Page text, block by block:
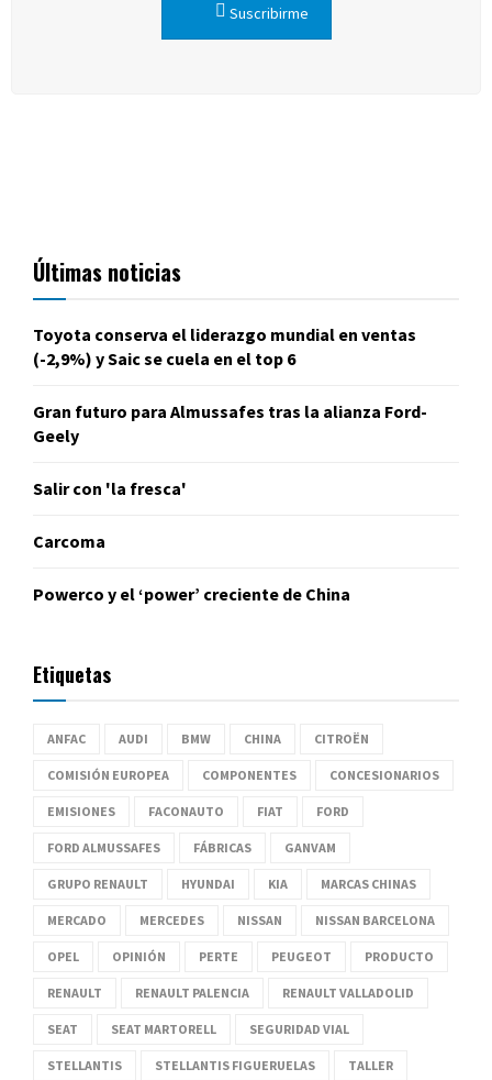
Suscribirme
Últimas noticias
Toyota conserva el liderazgo mundial en ventas
(-2,9%) y Saic se cuela en el top 6
Gran futuro para Almussafes tras la alianza Ford-
Geely
Salir con 'la fresca'
Carcoma
Powerco y el ‘power’ creciente de China
Etiquetas
ANFAC AUDI BMW CHINA CITROËN
COMISIÓN EUROPEA COMPONENTES CONCESIONARIOS
EMISIONES FACONAUTO FIAT FORD
FORD ALMUSSAFES FÁBRICAS GANVAM
GRUPO RENAULT HYUNDAI KIA MARCAS CHINAS
MERCADO MERCEDES NISSAN NISSAN BARCELONA
OPEL OPINIÓN PERTE PEUGEOT PRODUCTO
RENAULT RENAULT PALENCIA RENAULT VALLADOLID
SEAT SEAT MARTORELL SEGURIDAD VIAL
STELLANTIS STELLANTIS FIGUERUELAS TALLER